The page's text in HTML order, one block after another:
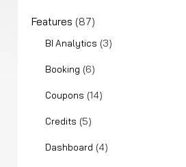
Features (87)
BI Analytics (3)
Booking (6)
Coupons (14)
Credits (5)
Dashboard (4)